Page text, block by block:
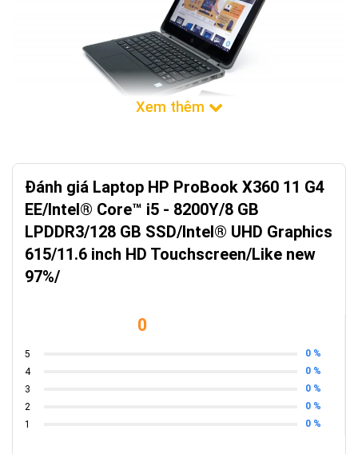
Đánh giá Laptop HP ProBook X360 11 G4
EE/Intel® Core™ i5 - 8200Y/8 GB
LPDDR3/128 GB SSD/Intel® UHD Graphics
615/11.6 inch HD Touchscreen/Like new
97%/
0
5
0 %
4
0 %
3
0 %
2
0 %
1
0 %